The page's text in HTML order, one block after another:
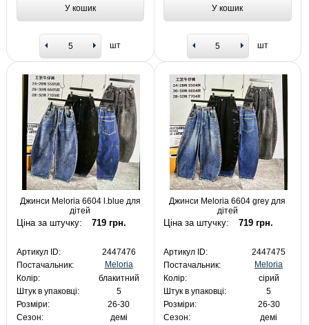
У кошик
шт
У кошик
шт
Джинси Meloria 6604 l.blue для
дітей
Ціна за штучку: 719 грн.
Артикул ID:
2447476
Постачальник:
Meloria
Колір:
блакитний
Штук в упаковці:
5
Розміри:
26-30
Сезон:
демі
Джинси Meloria 6604 grey для
дітей
Ціна за штучку: 719 грн.
Артикул ID:
2447475
Постачальник:
Meloria
Колір:
сірий
Штук в упаковці:
5
Розміри:
26-30
Сезон:
демі